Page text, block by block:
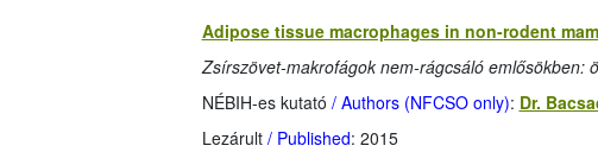
Adipose tissue macrophages in non-rodent
Zsírszövet-makrofágok nem-rágcsáló emlősökben:
NÉBIH-es kutató / Authors (NFCSO only): Dr.
Lezárult / Published: 2015